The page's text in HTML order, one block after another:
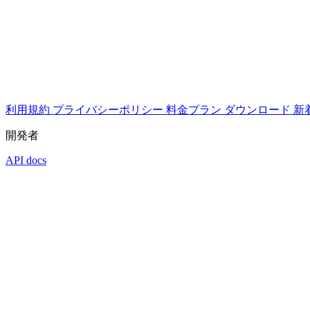
利用規約 プライバシーポリシー 料金プラン ダウンロード 新
開発者
API docs